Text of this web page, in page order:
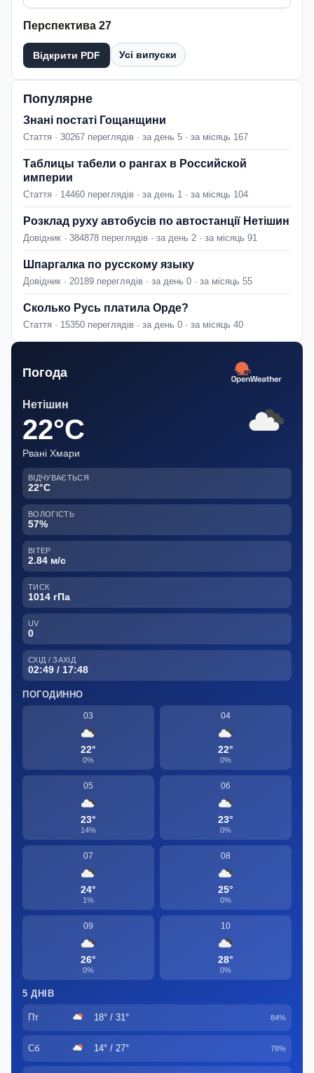
Перспектива 27
Відкрити PDF Усі випуски
Популярне
Знані постаті Гощанщини
Стаття · 30267 переглядів · за день 5 · за місяць 167
Таблицы табели о рангах в Российской
империи
Стаття · 14460 переглядів · за день 1 · за місяць 104
Розклад руху автобусів по автостанції Нетішин
Довідник · 384878 переглядів · за день 2 · за місяць 91
Шпаргалка по русскому языку
Довідник · 20189 переглядів · за день 0 · за місяць 55
Сколько Русь платила Орде?
Стаття · 15350 переглядів · за день 0 · за місяць 40
Погода
Нетішин
22°C
Рвані Хмари
ВІДЧУВАЄТЬСЯ
22°C
ВОЛОГІСТЬ
57%
ВІТЕР
2.84 м/с
ТИСК
1014 гПа
UV
0
СХІД / ЗАХІД
02:49 / 17:48
ПОГОДИННО
03
22°
0%
04
22°
0%
05
23°
14%
06
23°
0%
07
24°
1%
08
25°
0%
09
26°
0%
10
28°
0%
5 ДНІВ
Пт 18° / 31° 84%
Сб 14° / 27° 78%